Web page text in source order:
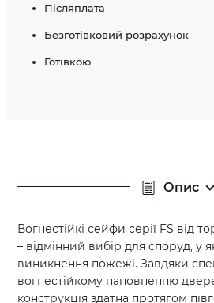
Післяплата
Безготівковий розрахунок
Готівкою
Опис
Вогнестійкі сейфи серії FS від
– відмінний вибір для споруд, у
виникнення пожежі. Завдяки
вогнестійкому наповненню
конструкція здатна протягом